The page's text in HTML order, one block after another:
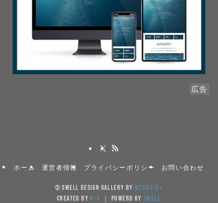
広告
ホーム 運営者情報 プライバシーポリシー お問い合わせ
© SWELL DESIGN GALLERY byWebNote+
created byN/A ｜ powerd by SWELL